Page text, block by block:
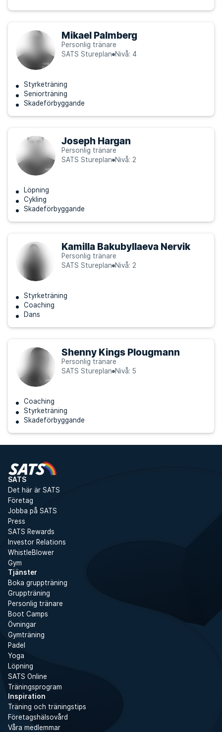
Mikael Palmberg
Personlig tränare
SATS Stureplan Nivå: 4
Styrketräning
Seniorträning
Skadeförbyggande
Joseph Hargan
Personlig tränare
SATS Stureplan Nivå: 2
Löpning
Cykling
Skadeförbyggande
Kamilla Bakubyllaeva Nervik
Personlig tränare
SATS Stureplan Nivå: 2
Styrketräning
Coaching
Dans
Shenny Kings Plougmann
Personlig tränare
SATS Stureplan Nivå: 5
Coaching
Styrketräning
Skadeförbyggande
SATS
Det här är SATS
Företag
Jobba på SATS
Press
SATS Rewards
Investor Relations
WhistleBlower
Gym
Tjänster
Boka gruppträning
Gruppträning
Personlig tränare
Boot Camps
Övningar
Gymträning
Padel
Yoga
Löpning
SATS Online
Träningsprogram
Inspiration
Träning och träningstips
Företagshälsovård
Våra medlemmar